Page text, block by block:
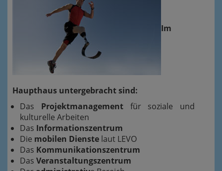
Im
Haupthaus untergebracht sind:
Das Projektmanagementfür soziale und
kulturelle Arbeiten
Das Informationszentrum
Die mobilen Dienste laut LEVO
Das Kommunikationszentrum
Das Veranstaltungszentrum